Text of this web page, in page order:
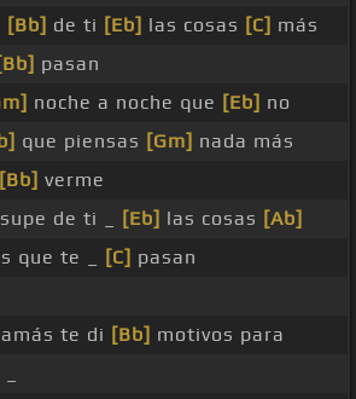
[Bb] de ti [Eb] las cosas [C] más
[Bb] pasan
noche a noche que [Eb] no
que piensas [Gm] nada más
[Bb] verme
supe de ti _ [Eb] las cosas [Ab]
que te _ [C] pasan
te di [Bb] motivos para